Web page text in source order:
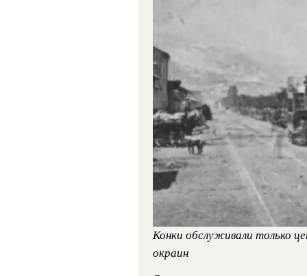
Конки обслуживали только
окраин